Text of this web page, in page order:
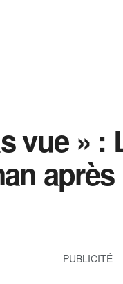
vue » :
PUBLICITÉ